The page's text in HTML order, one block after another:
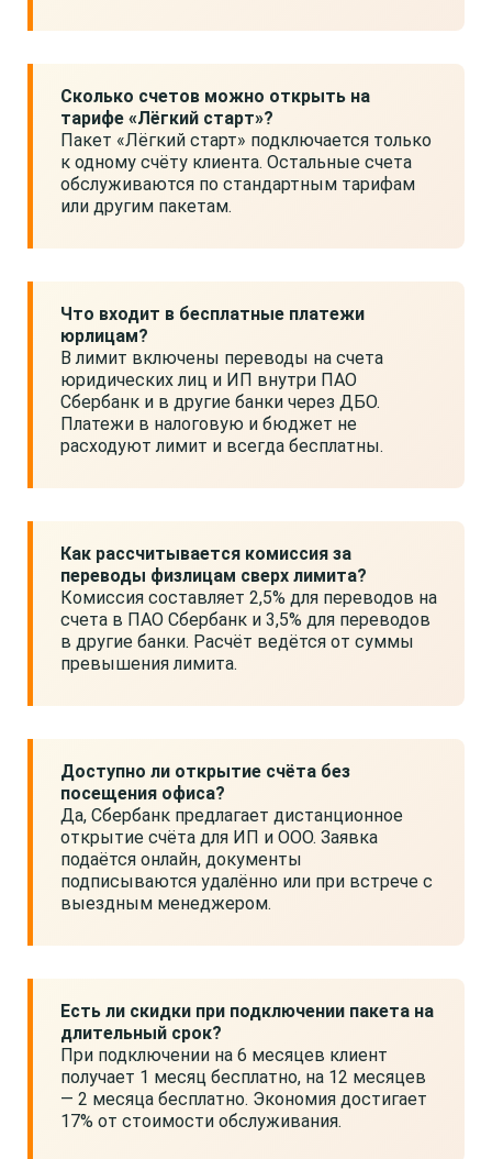
Сколько счетов можно открыть на
тарифе «Лёгкий старт»?
Пакет «Лёгкий старт» подключается только
к одному счёту клиента. Остальные счета
обслуживаются по стандартным тарифам
или другим пакетам.
Что входит в бесплатные платежи
юрлицам?
В лимит включены переводы на счета
юридических лиц и ИП внутри ПАО
Сбербанк и в другие банки через ДБО.
Платежи в налоговую и бюджет не
расходуют лимит и всегда бесплатны.
Как рассчитывается комиссия за
переводы физлицам сверх лимита?
Комиссия составляет 2,5% для переводов на
счета в ПАО Сбербанк и 3,5% для переводов
в другие банки. Расчёт ведётся от суммы
превышения лимита.
Доступно ли открытие счёта без
посещения офиса?
Да, Сбербанк предлагает дистанционное
открытие счёта для ИП и ООО. Заявка
подаётся онлайн, документы
подписываются удалённо или при встрече с
выездным менеджером.
Есть ли скидки при подключении пакета на
длительный срок?
При подключении на 6 месяцев клиент
получает 1 месяц бесплатно, на 12 месяцев
— 2 месяца бесплатно. Экономия достигает
17% от стоимости обслуживания.